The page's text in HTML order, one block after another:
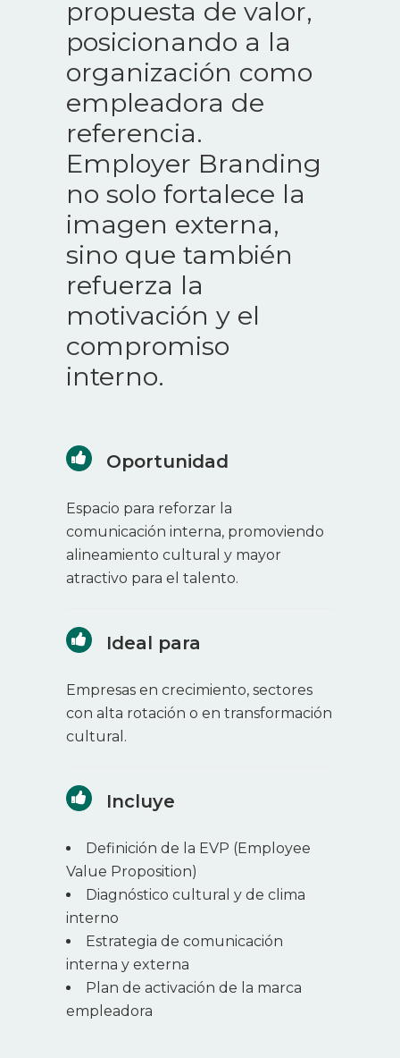
propuesta de valor,
posicionando a la
organización como
empleadora de
referencia.
Employer Branding
no solo fortalece la
imagen externa,
sino que también
refuerza la
motivación y el
compromiso
interno.
Oportunidad
Espacio para reforzar la
comunicación interna, promoviendo
alineamiento cultural y mayor
atractivo para el talento.
Ideal para
Empresas en crecimiento, sectores
con alta rotación o en transformación
cultural.
Incluye
Definición de la EVP (Employee
Value Proposition)
Diagnóstico cultural y de clima
interno
Estrategia de comunicación
interna y externa
Plan de activación de la marca
empleadora